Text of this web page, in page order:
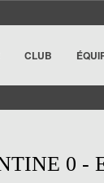
CLUB
0 -